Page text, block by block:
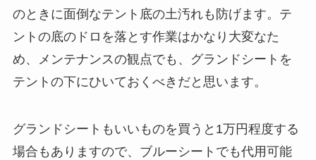
のときに面倒なテント底の土汚れも防げます。テ
ントの底のドロを落とす作業はかなり大変なた
め、メンテナンスの観点でも、グランドシートを
テントの下にひいておくべきだと思います。
グランドシートもいいものを買うと1万円程度する
場合もありますので、ブルーシートでも代用可能